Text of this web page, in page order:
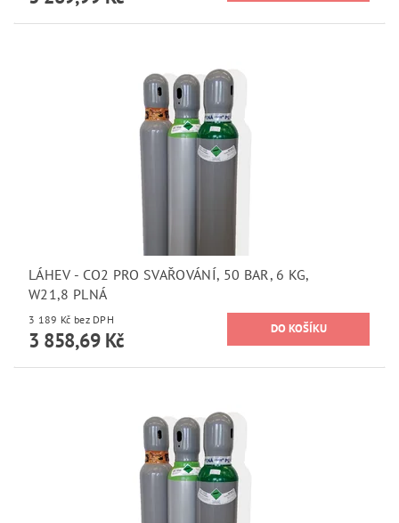
LÁHEV - CO2 PRO SVAŘOVÁNÍ, 50 BAR, 6 KG,
W21,8 PLNÁ
3 189 Kč bez DPH
3 858,69 Kč